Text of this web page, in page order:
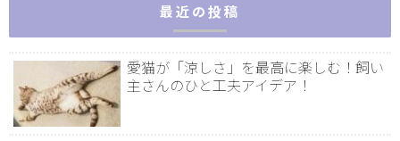
最近の投稿
愛猫が「涼しさ」を最高に楽しむ！飼い
主さんのひと工夫アイデア！